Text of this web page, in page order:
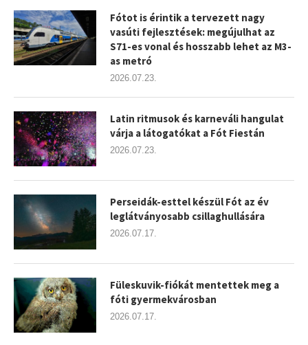
Fótot is érintik a tervezett nagy
vasúti fejlesztések: megújulhat az
S71-es vonal és hosszabb lehet az M3-
as metró
2026.07.23.
Latin ritmusok és karneváli hangulat
várja a látogatókat a Fót Fiestán
2026.07.23.
Perseidák-esttel készül Fót az év
leglátványosabb csillaghullására
2026.07.17.
Füleskuvik-fiókát mentettek meg a
fóti gyermekvárosban
2026.07.17.